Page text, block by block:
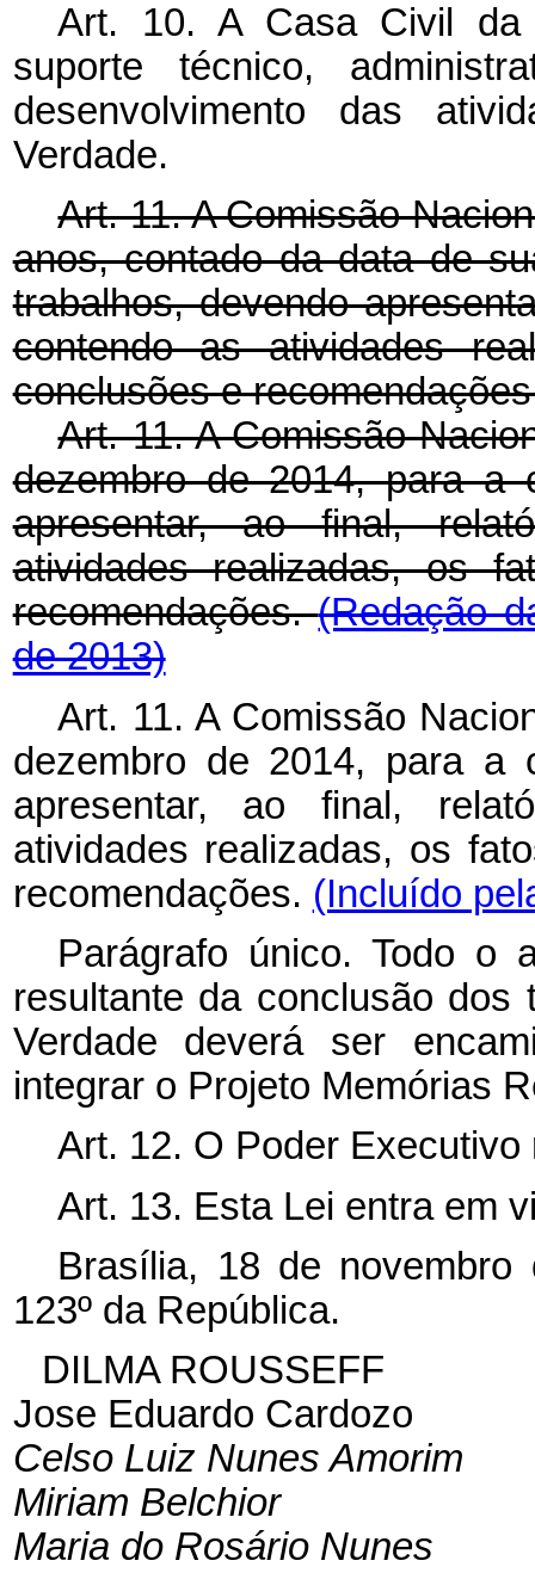
Art. 10. A Casa Civil da
suporte técnico,
desenvolvimento das
Verdade.
Art. 11. A Comissão
anos, contado da data de
trabalhos, devendo
contendo as atividades
conclusões e
Art. 11. A Comissão
dezembro de 2014, para a
apresentar, ao final,
atividades realizadas, os
recomendações.(Redação
de 2013)
Art. 11. A Comissão
dezembro de 2014, para a
apresentar, ao final,
atividades realizadas, os
recomendações. (Incluído
Parágrafo único. Todo o
resultante da conclusão dos
Verdade deverá ser
integrar o Projeto Memórias
Art. 12. O Poder
Art. 13. Esta Lei entra em
Brasília, 18 de novembro
123º da República.
DILMA ROUSSEFF
Jose Eduardo Cardozo
Celso Luiz Nunes Amorim
Miriam Belchior
Maria do Rosário Nunes